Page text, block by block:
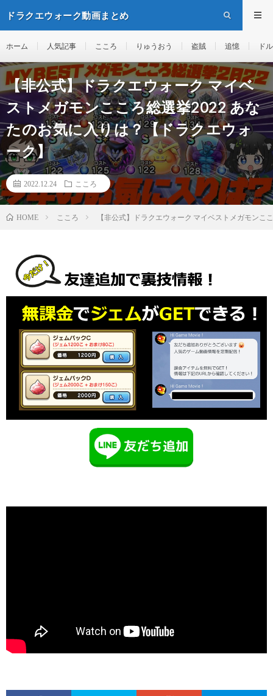
ドラクエウォーク動画まとめ
ホーム 人気記事 こころ りゅうおう 盗賊 追憶 ド
【非公式】ドラクエウォーク マイベ
ストメガモンこころ総選挙2022 あな
たのお気に入りは？【ドラクエウォ
ーク】
2022.12.24 こころ
HOME こころ 【非公式】ドラクエウォーク マイベストメガモン